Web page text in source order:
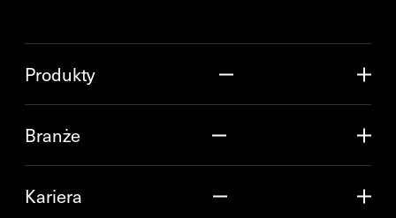
Produkty
Branże
Kariera